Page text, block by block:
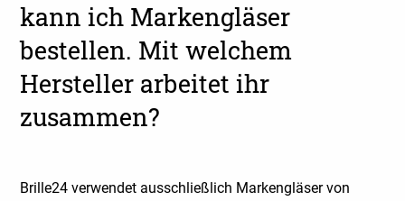
kann ich Markengläser
bestellen. Mit welchem
Hersteller arbeitet ihr
zusammen?
Brille24 verwendet ausschließlich Markengläser von